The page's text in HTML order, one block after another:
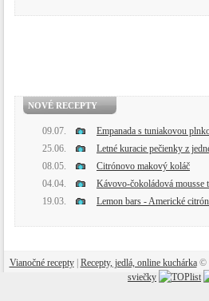
NOVÉ RECEPTY
09.07.
Empanada s tuniakovou
25.06.
Letné kuracie pečienky z
08.05.
Citrónovo makový koláč
04.04.
Kávovo-čokoládová mousse
19.03.
Lemon bars - Americké
Vianočné recepty| Recepty, jedlá, online kuchárka©
sviečky